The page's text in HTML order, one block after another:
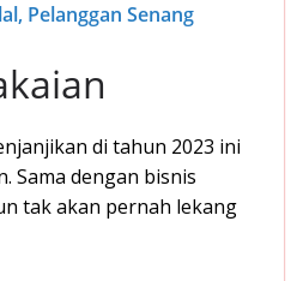
Pelanggan Senang
di tahun 2023 ini
Sama dengan bisnis
tak akan pernah lekang